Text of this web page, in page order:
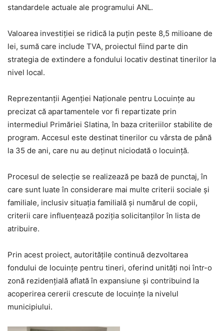
standardele actuale ale programului ANL.
Valoarea investiției se ridică la puțin peste 8,5 milioane de
lei, sumă care include TVA, proiectul fiind parte din
strategia de extindere a fondului locativ destinat tinerilor la
nivel local.
Reprezentanții Agenției Naționale pentru Locuințe au
precizat că apartamentele vor fi repartizate prin
intermediul Primăriei Slatina, în baza criteriilor stabilite de
program. Accesul este destinat tinerilor cu vârsta de până
la 35 de ani, care nu au deținut niciodată o locuință.
Procesul de selecție se realizează pe bază de punctaj, în
care sunt luate în considerare mai multe criterii sociale și
familiale, inclusiv situația familială și numărul de copii,
criterii care influențează poziția solicitanților în lista de
atribuire.
Prin acest proiect, autoritățile continuă dezvoltarea
fondului de locuințe pentru tineri, oferind unități noi într-o
zonă rezidențială aflată în expansiune și contribuind la
acoperirea cererii crescute de locuințe la nivelul
municipiului.